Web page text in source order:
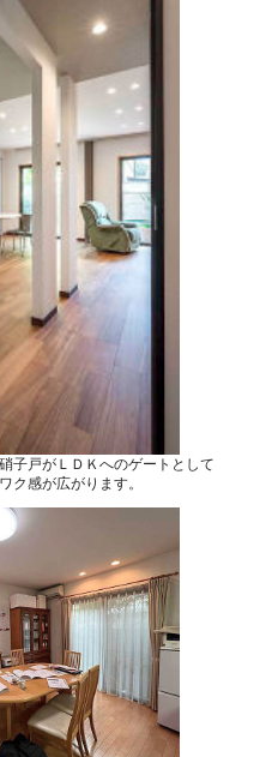
子戸がＬＤＫへのゲートとして
ク感が広がります。